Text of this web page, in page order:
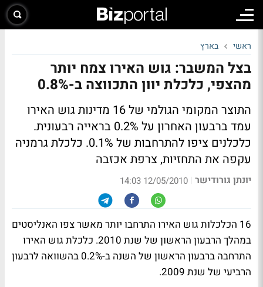
ראשי בארץ
בצל המשבר: גוש האירו צמח יותר
מהצפי, כלכלת יוון התכווצה ב-0.8%
התוצר המקומי הגולמי של 16 מדינות גוש האירו
עמד ברבעון האחרון על 0.2% בראייה רבעונית.
כלכלנים ציפו להתרחבות של 0.1%. כלכלת גרמניה
עקפה את התחזיות, צרפת אכזבה
יונתן גורודישר |
12/05/2010 14:03
16 הכלכלות גוש האירו התרחבו יותר מאשר צפו האנליסטים
במהלך הרבעון הראשון של שנת 2010. כלכלת גוש האירו
התרחבה ברבעון הראשון של השנה ב-0.2% בהשוואה לרבעון
הרביעי של שנת 2009.